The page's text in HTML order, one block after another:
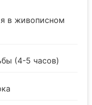
в живописном
(4-5 часов)